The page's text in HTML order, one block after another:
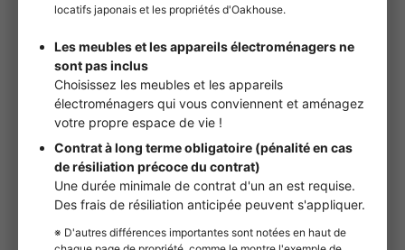
garantie
total. Au moment du renouvellement : 20 000
yens par an.
Frais de
remplacement
des serrures
33,000yens
Frais de
nettoyage de la
chambre
55,000yens
Estimation des
frais initiaux
¥699,200
※）Estimation basée sur une date de début
de contrat au premier jour du mois.